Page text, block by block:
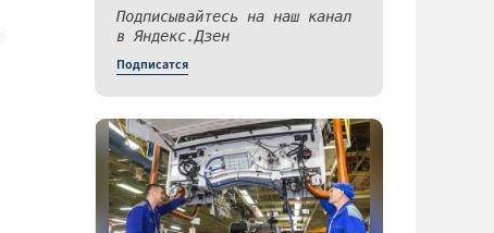
Подписывайтесь на наш канал
в Яндекс.Дзен
Подписатся